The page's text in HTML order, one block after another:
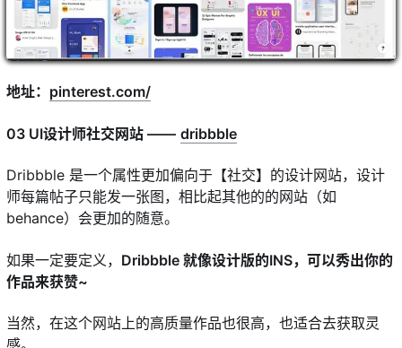
地址： pinterest.com/
03 UI设计师社交网站 —— dribbble
Dribbble 是一个属性更加偏向于【社交】的设计网站，设计
师每篇帖子只能发一张图，相比起其他的的网站（如
behance）会更加的随意。
如果一定要定义， Dribbble 就像设计版的INS，可以秀出你的
作品来获赞~
当然，在这个网站上的高质量作品也很高，也适合去获取灵
感。